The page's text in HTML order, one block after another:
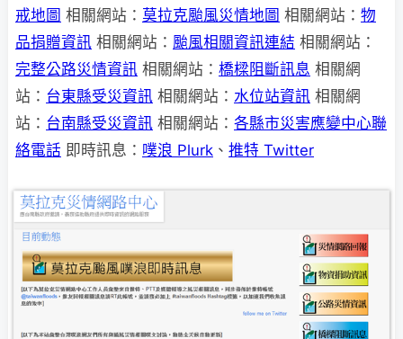
戒地圖 相關網站： 莫拉克颱風災情地圖 相關網站： 物
品捐贈資訊 相關網站： 颱風相關資訊連結 相關網站：
完整公路災情資訊 相關網站： 橋樑阻斷訊息 相關網
站： 台東縣受災資訊 相關網站： 水位站資訊 相關網
站： 台南縣受災資訊 相關網站： 各縣市災害應變中心聯
絡電話 即時訊息： 噗浪 Plurk 、 推特 Twitter